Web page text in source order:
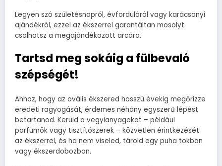
Legyen szó születésnapról, évfordulóról vagy karácsonyi
ajándékról, ezzel az ékszerrel garantáltan mosolyt
csalhatsz a megajándékozott arcára.
Tartsd meg sokáig a fülbevaló
szépségét!
Ahhoz, hogy az ovális ékszered hosszú évekig megőrizze
eredeti ragyogását, érdemes néhány egyszerű lépést
betartanod. Kerüld a vegyianyagokat – például
parfümök vagy tisztítószerek – közvetlen érintkezését
az ékszerrel, és ha nem viseled, tárold egy puha tokban
vagy ékszerdobozban.